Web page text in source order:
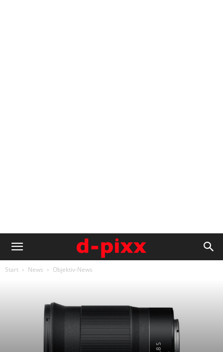
Start News Objektiv-News